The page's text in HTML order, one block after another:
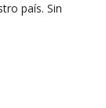
país. Sin